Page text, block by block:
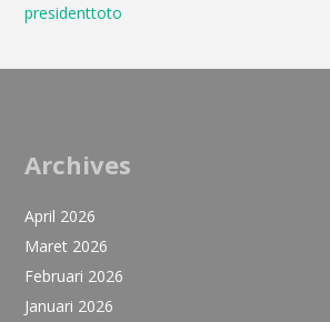
presidenttoto
Archives
April 2026
Maret 2026
Februari 2026
Januari 2026